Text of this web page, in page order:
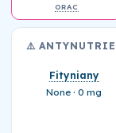
ORAC
⚠️
Fityniany
None · 0 mg